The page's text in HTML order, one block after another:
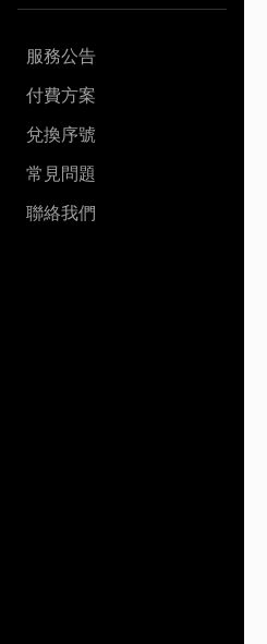
服務公告
付費方案
兌換序號
常見問題
聯絡我們